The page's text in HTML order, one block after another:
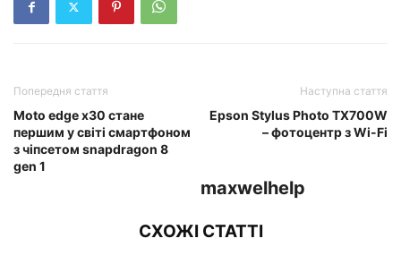
Попередня стаття
Moto edge x30 стане
першим у світі смартфоном
з чіпсетом snapdragon 8
gen 1
Наступна стаття
Epson Stylus Photo TX700W
– фотоцентр з Wi-Fi
maxwelhelp
СХОЖІ СТАТТІ